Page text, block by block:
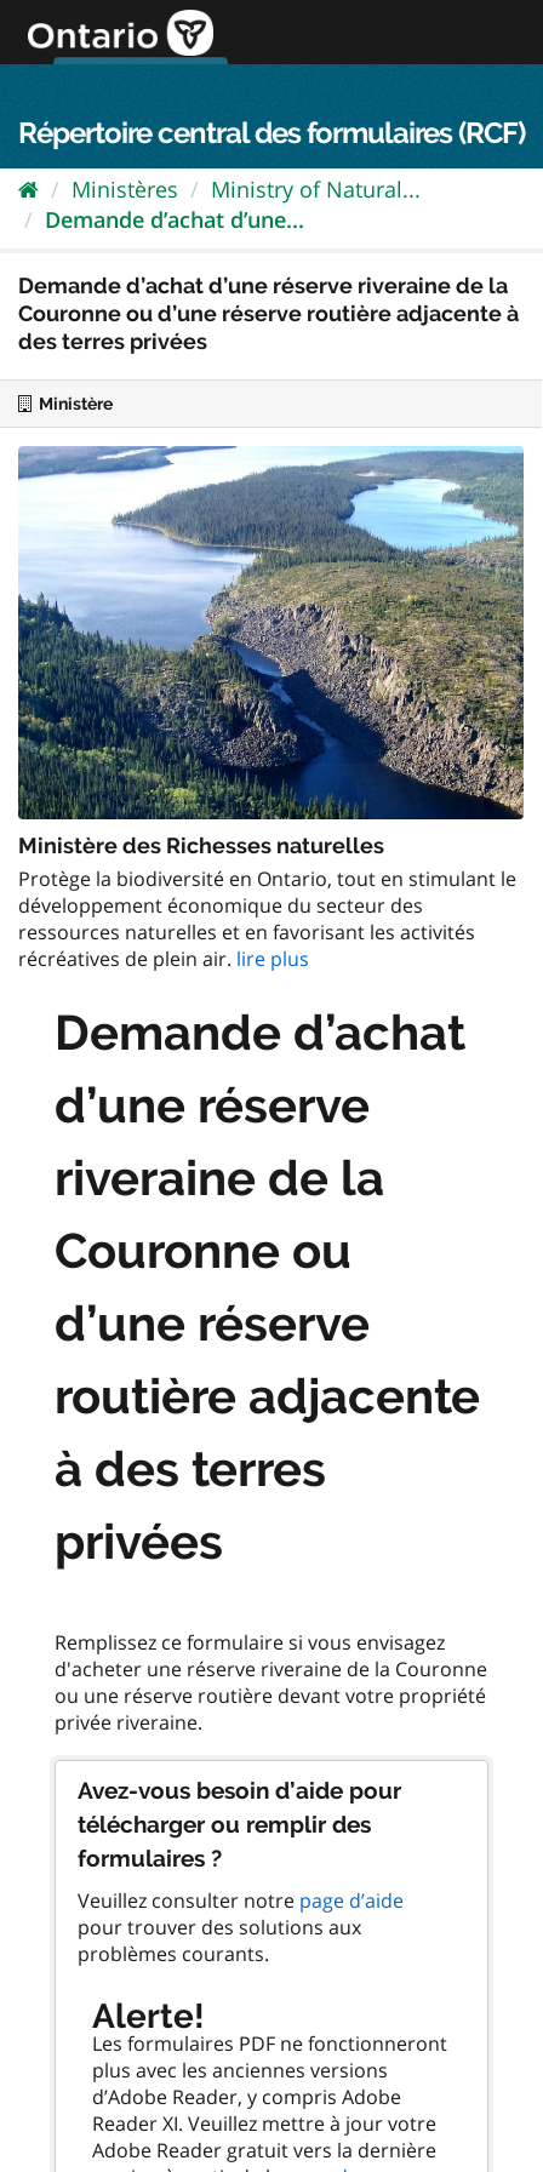
directement
au
Répertoire central des formulaires (RCF)
Ministères
Ministry of Natural...
Demande d’achat d’une...
Demande d’achat d’une réserve riveraine de la
Couronne ou d’une réserve routière adjacente à
des terres privées
Ministère
Ministère des Richesses naturelles
Protège la biodiversité en Ontario, tout en stimulant le
développement économique du secteur des
ressources naturelles et en favorisant les activités
récréatives de plein air. lire plus
Demande d’achat
d’une réserve
riveraine de la
Couronne ou
d’une réserve
routière adjacente
à des terres
privées
Remplissez ce formulaire si vous envisagez
d'acheter une réserve riveraine de la Couronne
ou une réserve routière devant votre propriété
Avez-vous besoin d’aide pour
télécharger ou remplir des
formulaires ?
Veuillez consulter notre page d’aide
pour trouver des solutions aux
problèmes courants.
Alerte!
Les formulaires PDF ne fonctionneront
plus avec les anciennes versions
d’Adobe Reader, y compris Adobe
Reader XI. Veuillez mettre à jour votre
Adobe Reader gratuit vers la dernière